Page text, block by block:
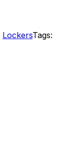
LockersTags: